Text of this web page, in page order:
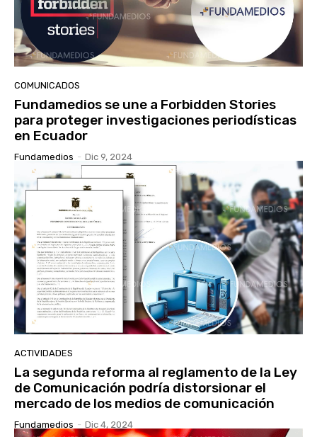
COMUNICADOS
Fundamedios se une a Forbidden Stories
para proteger investigaciones periodísticas
en Ecuador
Fundamedios - Dic 9, 2024
ACTIVIDADES
La segunda reforma al reglamento de la Ley
de Comunicación podría distorsionar el
mercado de los medios de comunicación
Fundamedios - Dic 4, 2024